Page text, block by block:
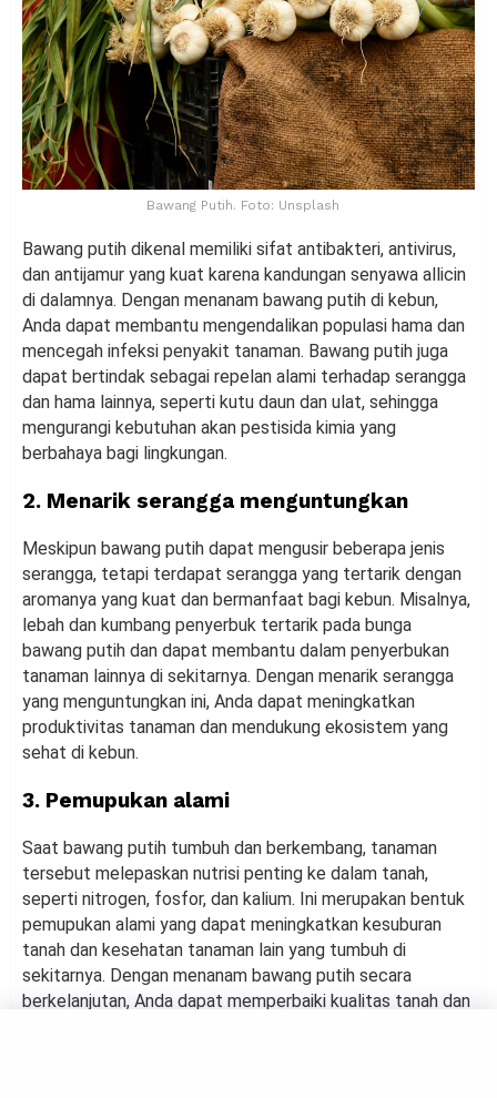
Bawang Putih. Foto: Unsplash
Bawang putih dikenal memiliki sifat antibakteri, antivirus,
dan antijamur yang kuat karena kandungan senyawa allicin
di dalamnya. Dengan menanam bawang putih di kebun,
Anda dapat membantu mengendalikan populasi hama dan
mencegah infeksi penyakit tanaman. Bawang putih juga
dapat bertindak sebagai repelan alami terhadap serangga
dan hama lainnya, seperti kutu daun dan ulat, sehingga
mengurangi kebutuhan akan pestisida kimia yang
berbahaya bagi lingkungan.
2. Menarik serangga menguntungkan
Meskipun bawang putih dapat mengusir beberapa jenis
serangga, tetapi terdapat serangga yang tertarik dengan
aromanya yang kuat dan bermanfaat bagi kebun. Misalnya,
lebah dan kumbang penyerbuk tertarik pada bunga
bawang putih dan dapat membantu dalam penyerbukan
tanaman lainnya di sekitarnya. Dengan menarik serangga
yang menguntungkan ini, Anda dapat meningkatkan
produktivitas tanaman dan mendukung ekosistem yang
sehat di kebun.
3. Pemupukan alami
Saat bawang putih tumbuh dan berkembang, tanaman
tersebut melepaskan nutrisi penting ke dalam tanah,
seperti nitrogen, fosfor, dan kalium. Ini merupakan bentuk
pemupukan alami yang dapat meningkatkan kesuburan
tanah dan kesehatan tanaman lain yang tumbuh di
sekitarnya. Dengan menanam bawang putih secara
berkelanjutan, Anda dapat memperbaiki kualitas tanah dan